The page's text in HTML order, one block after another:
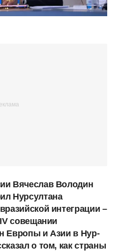
Вячеслав Володин
Нурсултана
интеграции –
совещании
Европы и Азии в Нур-
о том, как страны